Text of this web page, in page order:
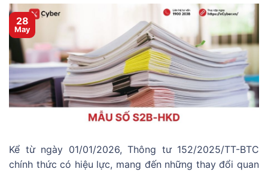
28
May
Kể từ ngày 01/01/2026, Thông tư 152/2025/TT-BTC
chính thức có hiệu lực, mang đến những thay đổi quan